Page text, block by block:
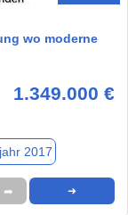
wo moderne
1.349.000 €
2017
➦ ➜